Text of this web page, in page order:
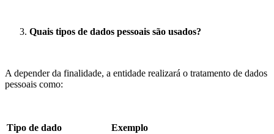
Quais tipos de dados pessoais são usados?
A depender da finalidade, a entidade realizará o tratamento de dados
pessoais como:
Tipo de dado
Exemplo